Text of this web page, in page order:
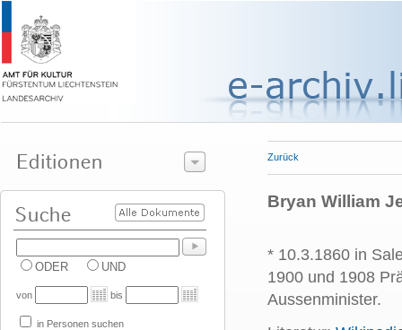
ODER UND
von bis
in Personen suchen
Zurück
Bryan William
* 10.3.1860 in
1900 und 1908
Aussenminister.